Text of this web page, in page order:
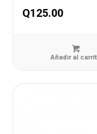
Q125.00
Añadir al